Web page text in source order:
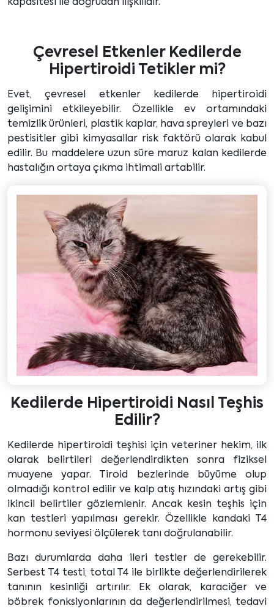
kapasitesi ile doğrudan ilişkilidir.
Çevresel Etkenler Kedilerde
Hipertiroidi Tetikler mi?
Evet, çevresel etkenler kedilerde hipertiroidi
gelişimini etkileyebilir. Özellikle ev ortamındaki
temizlik ürünleri, plastik kaplar, hava spreyleri ve bazı
pestisitler gibi kimyasallar risk faktörü olarak kabul
edilir. Bu maddelere uzun süre maruz kalan kedilerde
hastalığın ortaya çıkma ihtimali artabilir.
Kedilerde Hipertiroidi Nasıl Teşhis
Edilir?
Kedilerde hipertiroidi teşhisi için veteriner hekim, ilk
olarak belirtileri değerlendirdikten sonra fiziksel
muayene yapar. Tiroid bezlerinde büyüme olup
olmadığı kontrol edilir ve kalp atış hızındaki artış gibi
ikincil belirtiler gözlemlenir. Ancak kesin teşhis için
kan testleri yapılması gerekir. Özellikle kandaki T4
hormonu seviyesi ölçülerek tanı doğrulanabilir.
Bazı durumlarda daha ileri testler de gerekebilir.
Serbest T4 testi, total T4 ile birlikte değerlendirilerek
tanının kesinliği artırılır. Ek olarak, karaciğer ve
böbrek fonksiyonlarının da değerlendirilmesi, tedavi